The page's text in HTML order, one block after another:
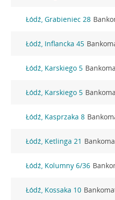
Łódź, Grabieniec 28
Łódź, Inflancka 45
Łódź, Karskiego 5
Łódź, Karskiego 5
Łódź, Kasprzaka 8
Łódź, Ketlinga 21
Łódź, Kolumny 6/36
Łódź, Kossaka 10